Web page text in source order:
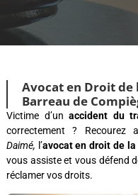
Avocat en Droit de
Barreau de
Victime d’unaccident du
correctement ?
Daimé, l’avocat en droit de
vous assiste et vous défend
réclamer vos droits.